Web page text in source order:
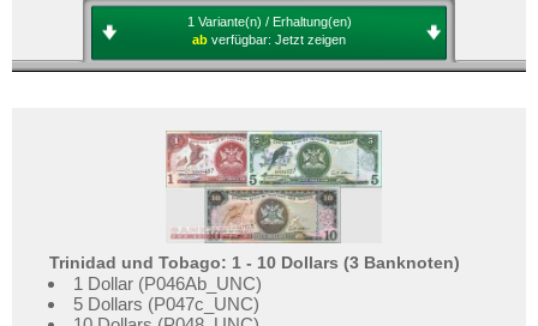
1 Variante(n) / Erhaltung(en)
ab verfügbar: Jetzt zeigen
Trinidad und Tobago: 1 - 10 Dollars (3 Banknoten)
1 Dollar (P046Ab_UNC)
5 Dollars (P047c_UNC)